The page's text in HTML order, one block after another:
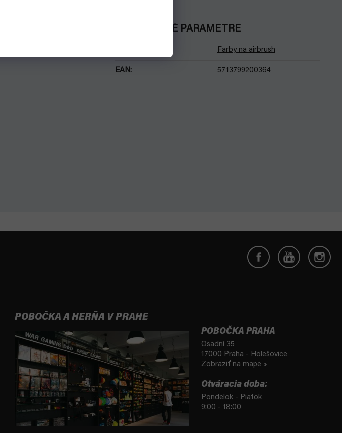
DODATOČNÉ PARAMETRE
Farby na airbrush
EAN: 5713799200364
POBOČKA A HERŇA V PRAHE
POBOČKA PRAHA
Osadní 35
17000 Praha - Holešovice
Zobraziť na mape
Otváracia doba:
Pondelok - Piatok
9:00 - 18:00